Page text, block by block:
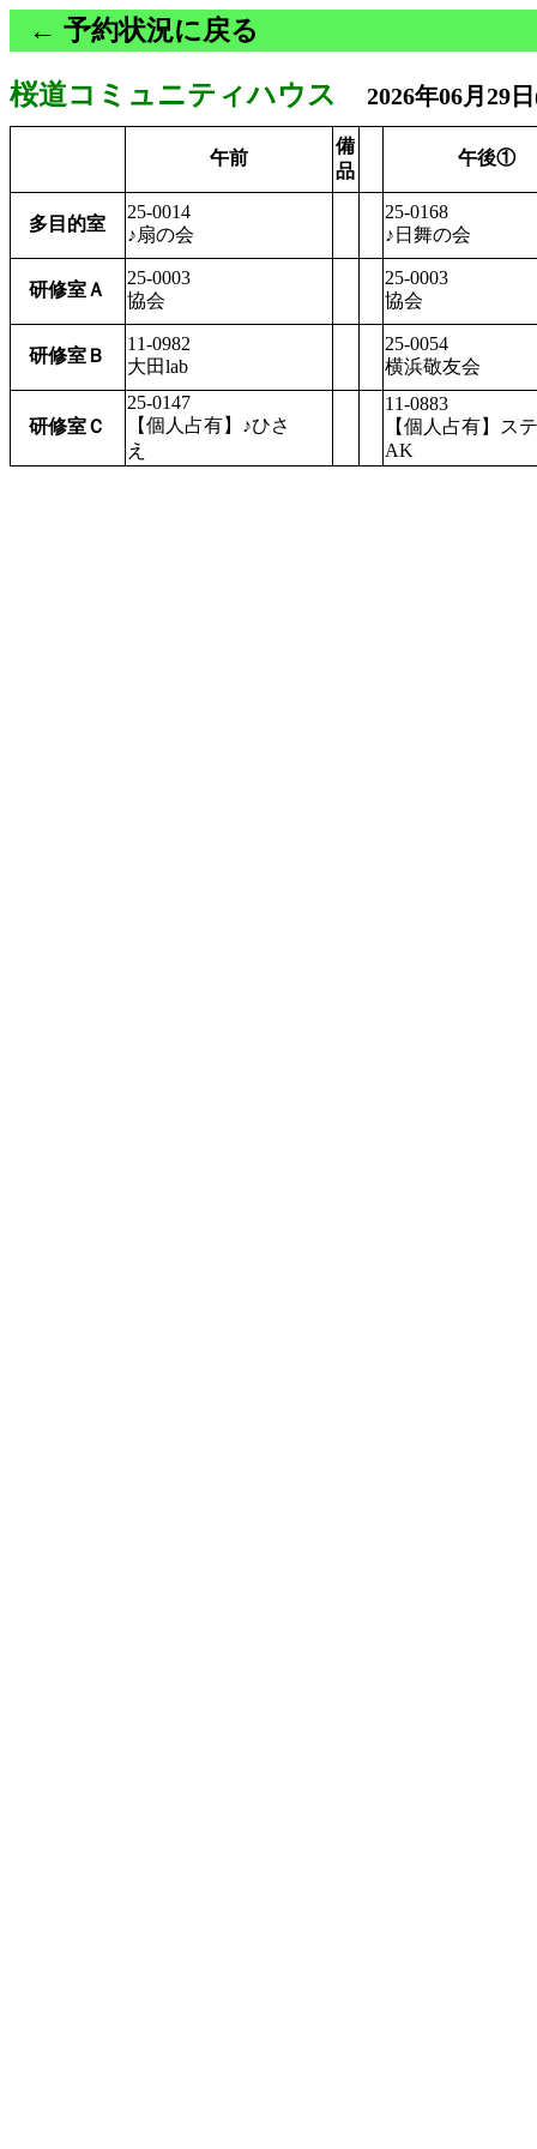
← 予約状況に戻る
桜道コミュニティハウス 2026年06月29
午前
備
品
午後①
多目的室
25-0014
♪扇の会
25-0168
♪日舞の会
研修室Ａ
25-0003
協会
25-0003
協会
研修室Ｂ
11-0982
大田lab
25-0054
横浜敬友会
研修室Ｃ
25-0147
【個人占有】♪ひさ
え
11-0883
【個人占有】ス
AK